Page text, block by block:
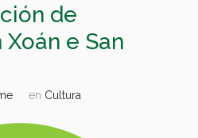
de
e San
en Cultura